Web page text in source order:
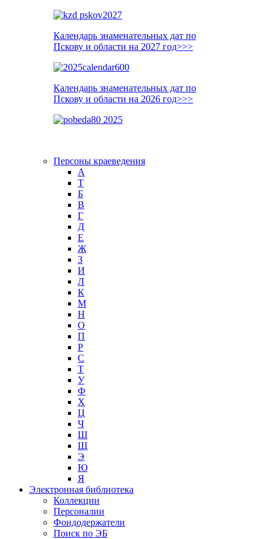
Календарь знаменательных дат по
Пскову и области на 2027 год>>>
Календарь знаменательных дат по
Пскову и области на 2026 год>>>
Персоны краеведения
А
T
Б
В
Г
Д
Е
Ж
З
И
Л
К
М
Н
О
П
Р
С
Т
У
Ф
Х
Ц
Ч
Ш
Щ
Э
Ю
Я
Электронная библиотека
Коллекции
Персоналии
Фондодержатели
Поиск по ЭБ